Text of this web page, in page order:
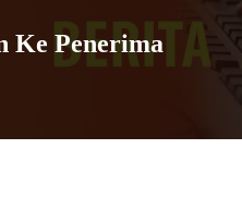
Ke Penerima